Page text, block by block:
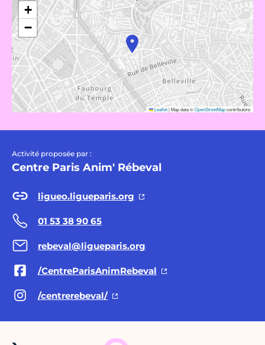
+
−
Leaflet|Map data ©OpenStreetMapcontributors
Activité proposée par :
Centre Paris Anim' Rébeval
ligueo.ligueparis.org
01 53 38 90 65
rebeval@ligueparis.org
/CentreParisAnimRebeval
/centrerebeval/